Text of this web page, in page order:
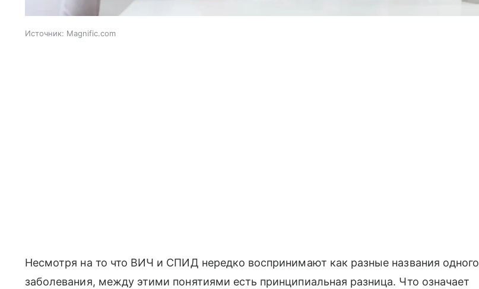
Источник: Magnific.com
Несмотря на то что ВИЧ и СПИД нередко воспринимают как разные названия одного
заболевания, между этими понятиями есть принципиальная разница. Что означает